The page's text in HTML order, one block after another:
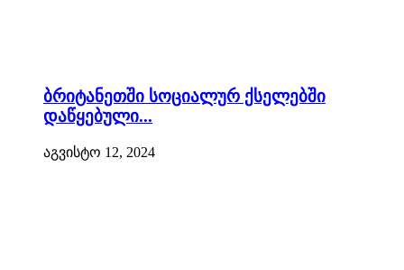
ბრიტანეთში სოციალურ ქსელებში
დაწყებული...
აგვისტო 12, 2024